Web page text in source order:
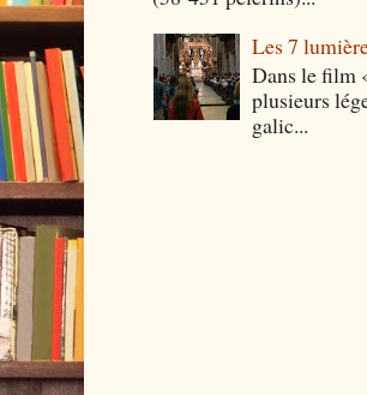
Les 7
Dans le film
plusieurs
galic...